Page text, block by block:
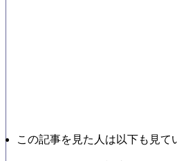
この記事を見た人は以下も見て